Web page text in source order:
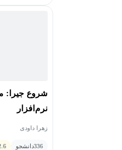
شروع جیرا:
نرم‌افزار
زهرا داودی
336دانشجو